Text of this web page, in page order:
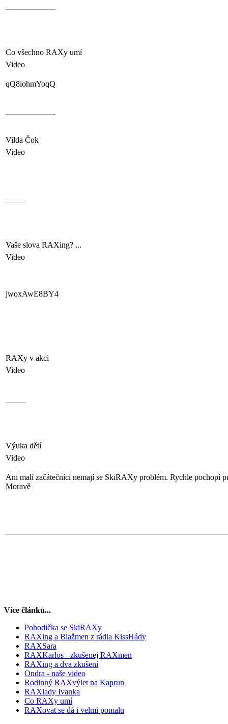
Co všechno RAXy umí
Video
qQ8iohmYoqQ
Vilda Čok
Video
Vaše slova RAXing? ...
Video
jwoxAwE8BY4
RAXy v akci
Video
Výuka dětí
Video
Ani malí začátečníci nemají se SkiRAXy problém. Rychle
Moravě
Více článků...
Pohodička se SkiRAXy
RAXing a Blažmen z rádia KissHády
RAXSara
RAXKarlos - zkušenej RAXmen
RAXing a dva zkušení
Ondra - naše video
Rodinný RAXvýlet na Kaprun
RAXlady Ivanka
Co RAXy umí
RAXovat se dá i velmi pomalu